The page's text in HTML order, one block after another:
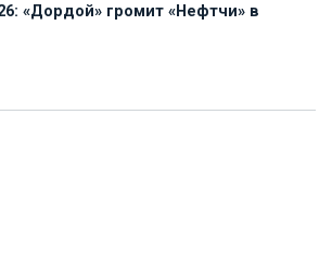
«Дордой» громит «Нефтчи» в